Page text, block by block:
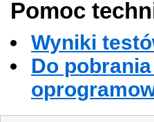
Pomoc
Wyniki
Do